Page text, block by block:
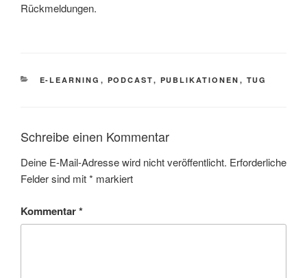
Rückmeldungen.
KATEGORIEN
E-LEARNING , PODCAST, PUBLIKATIONEN , TUG
Schreibe einen Kommentar
Deine E-Mail-Adresse wird nicht veröffentlicht. Erforderliche
Felder sind mit* markiert
Kommentar*